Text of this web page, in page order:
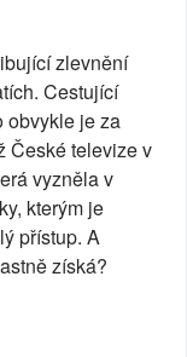
zlevnění
Cestující
obvykle je za
České televize v
vyzněla v
kterým je
přístup. A
získá?